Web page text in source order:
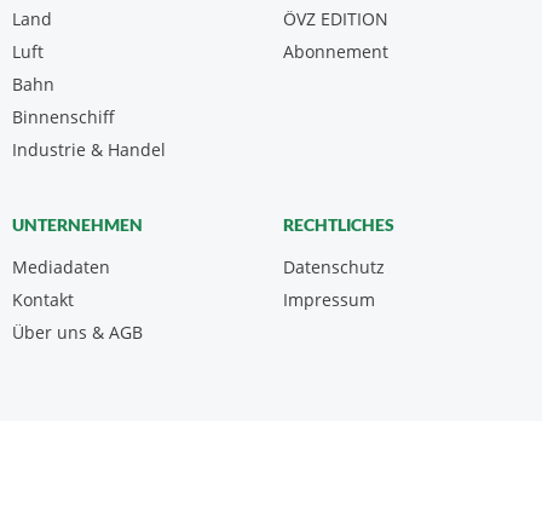
Land
Luft
Bahn
Binnenschiff
Industrie & Handel
Abonnement
ÖVZ EDITION
UNTERNEHMEN
Mediadaten
Kontakt
Über uns & AGB
RECHTLICHES
Datenschutz
Impressum